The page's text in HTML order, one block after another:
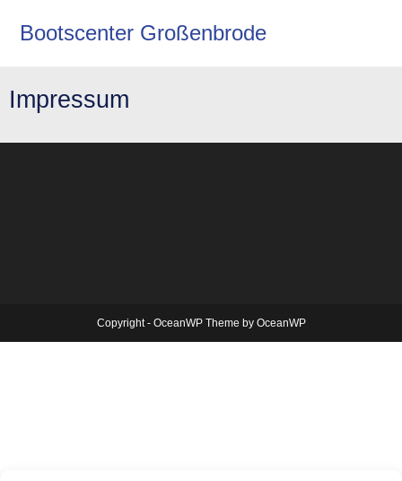
Bootscenter Großenbrode
Impressum
Copyright - OceanWP Theme by OceanWP